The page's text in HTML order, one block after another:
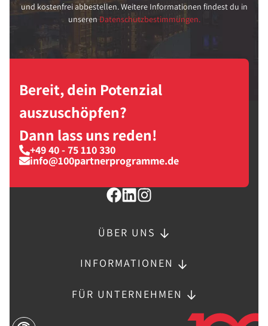
und kostenfrei abbestellen. Weitere Informationen findest du in
unseren Datenschutzbestimmungen.
Bereit, dein Potenzial
auszuschöpfen?
Dann lass uns reden!
+49 40 - 75 110 330
info@100partnerprogramme.de
ÜBER UNS
INFORMATIONEN
FÜR UNTERNEHMEN